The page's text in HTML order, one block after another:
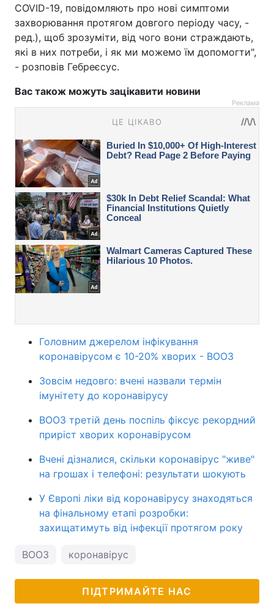
COVID-19, повідомляють про нові симптоми
захворювання протягом довгого періоду часу, -
ред.), щоб зрозуміти, від чого вони страждають,
які в них потреби, і як ми можемо їм допомогти",
- розповів Гебреєсус.
Вас також можуть зацікавити новини
Реклама
Головним джерелом інфікування
коронавірусом є 10-20% хворих - ВООЗ
Зовсім недовго: вчені назвали термін
імунітету до коронавірусу
ВООЗ третій день поспіль фіксує рекордний
приріст хворих коронавірусом
Вчені дізналися, скільки коронавірус "живе"
на грошах і телефоні: результати шокують
У Європі ліки від коронавірусу знаходяться
на фінальному етапі розробки:
захищатимуть від інфекції протягом року
ВООЗ коронавірус
ПІДТРИМАЙТЕ НАС